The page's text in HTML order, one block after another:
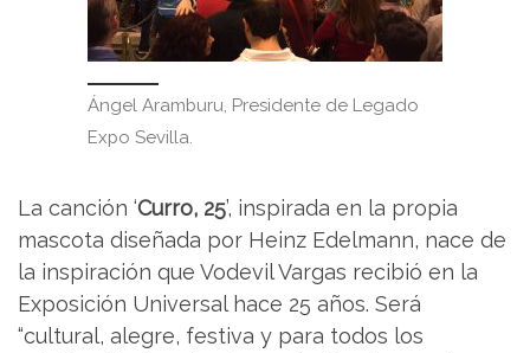
Ángel Aramburu, Presidente de Legado
Expo Sevilla.
La canción ‘Curro, 25’, inspirada en la propia
mascota diseñada por Heinz Edelmann, nace de
la inspiración que Vodevil Vargas recibió en la
Exposición Universal hace 25 años. Será
“cultural, alegre, festiva y para todos los